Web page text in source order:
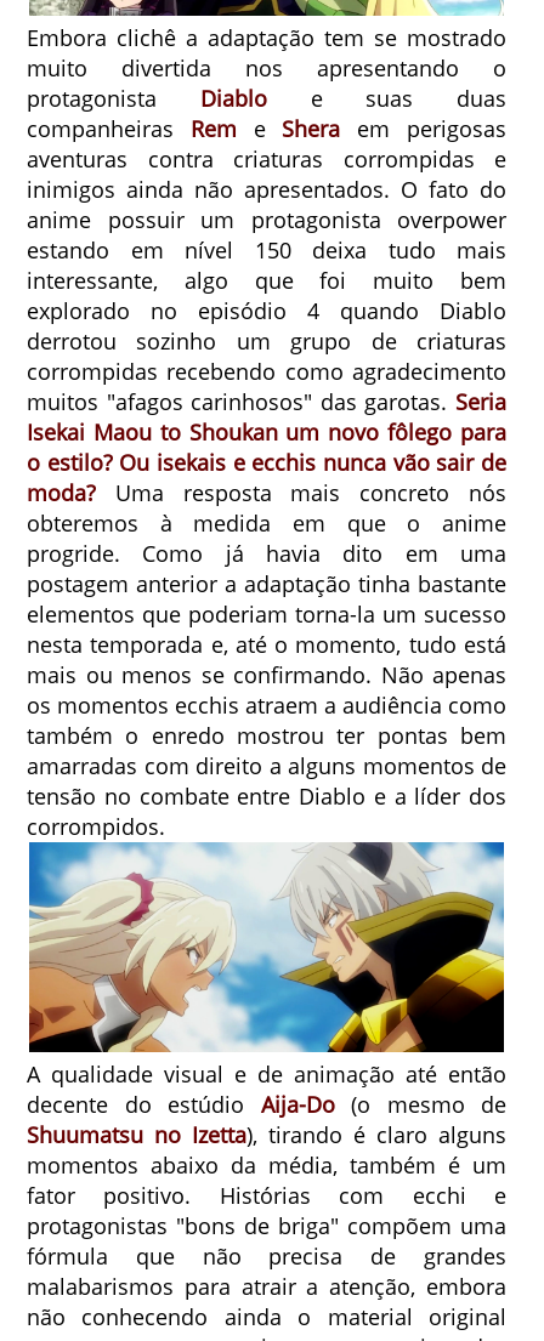
Embora clichê a adaptação tem se mostrado
muito divertida nos apresentando o
protagonista Diabloe suas duas
companheiras Rem e Shera em perigosas
aventuras contra criaturas corrompidas e
inimigos ainda não apresentados. O fato do
anime possuir um protagonista overpower
estando em nível 150 deixa tudo mais
interessante, algo que foi muito bem
explorado no episódio 4 quando Diablo
derrotou sozinho um grupo de criaturas
corrompidas recebendo como agradecimento
muitos "afagos carinhosos" das garotas. Seria
Isekai Maou to Shoukan um novo fôlego para
o estilo? Ou isekais e ecchis nunca vão sair de
moda? Uma resposta mais concreto nós
obteremos à medida em que o anime
progride. Como já havia dito em uma
postagem anterior a adaptação tinha bastante
elementos que poderiam torna-la um sucesso
nesta temporada e, até o momento, tudo está
mais ou menos se confirmando. Não apenas
os momentos ecchis atraem a audiência como
também o enredo mostrou ter pontas bem
amarradas com direito a alguns momentos de
tensão no combate entre Diablo e a líder dos
corrompidos.
A qualidade visual e de animação até então
decente do estúdio Aija-Do(o mesmo de
Shuumatsu no Izetta), tirando é claro alguns
momentos abaixo da média, também é um
fator positivo. Histórias com ecchi e
protagonistas "bons de briga" compõem uma
fórmula que não precisa de grandes
malabarismos para atrair a atenção, embora
não conhecendo ainda o material original